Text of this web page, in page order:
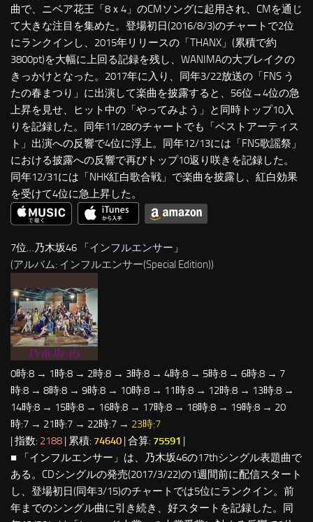
曲で、ニベア花王「8ｘ4」のCMソングに起用され、CMを通じ
て大きな注目を集めた。登場初日(2016/8/3)のチャートで2位
にランクインし、2015年リリースの「THANX」(累積で約
3800pt)を大幅に上回る記録を残し、WANIMAの大ブレイクの
きっかけとなった。2017年に入り、同年3/22放送の「FNS う
たの春まつり」に出演して楽曲を披露すると、56位→4位の急
上昇を見せ、ヒット中の「やってみよう」と同時トップ10入
りを記録した。同年11/28のチャートでも「ベストアーティス
ト」出演への反響で4位に浮上。同年12/13には「FNS歌謡祭」
における披露への反響で再びトップ10返り咲きを記録した。
同年12/31には「NHK紅白歌合戦」で楽曲を披露し、紅白効果
を受けて4位に急上昇した。
7位…乃木坂46 「インフルエンサー 」
(アルバム: インフルエンサー(Special Edition))
0時:8 → 1時:8 → 2時:8 → 3時:8 → 4時:8 → 5時:8 → 6時:8 → 7
時:8 → 8時:8 → 9時:8 → 10時:8 → 11時:8 → 12時:8 → 13時:8 →
14時:8 → 15時:8 → 16時:8 → 17時:8 → 18時:8 → 19時:8 → 20
時:7 → 21時:7 → 22時:7 → 23時:7
| 指数: 2188 | 累積: 74640 | 合算: 75591 |
■ 「インフルエンサー」は、乃木坂46の17thシングル表題曲で
ある。CDシングルの発売(2017/3/22)の1週間前に配信スタート
し、登場初日(同年3/15)のチャートでは5位にランクイン。前
年までのシングル曲に引き続き、好スタートを記録した。同